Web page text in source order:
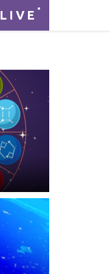
LIVE